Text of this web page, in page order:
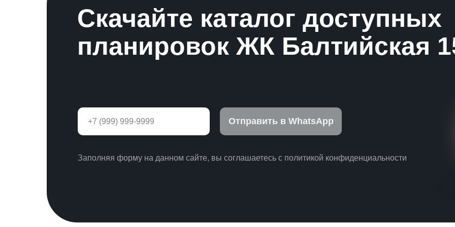
Скачайте каталог доступных
планировок ЖК Балтийская
Заполняя форму на данном сайте, вы соглашаетесь с политикой конфиденциальности
Отправить в WhatsApp